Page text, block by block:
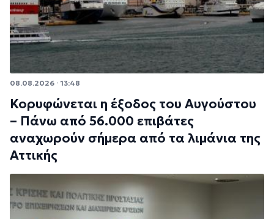
08.08.2026 · 13:48
Κορυφώνεται η έξοδος του Αυγούστου
– Πάνω από 56.000 επιβάτες
αναχωρούν σήμερα από τα λιμάνια της
Αττικής